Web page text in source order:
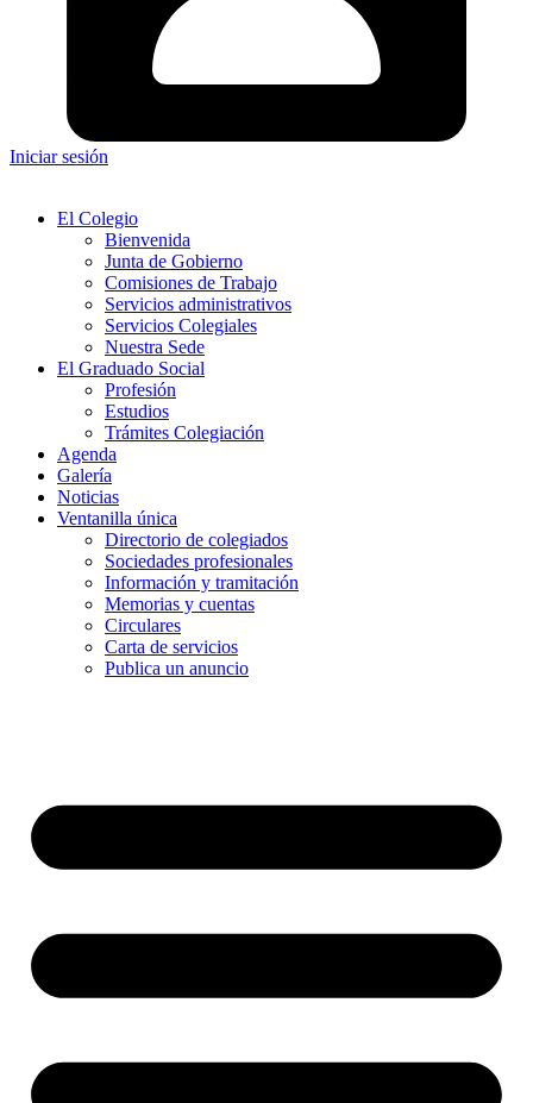
Iniciar sesión
El Colegio
Bienvenida
Junta de Gobierno
Comisiones de Trabajo
Servicios administrativos
Servicios Colegiales
Nuestra Sede
El Graduado Social
Profesión
Estudios
Trámites Colegiación
Agenda
Galería
Noticias
Ventanilla única
Directorio de colegiados
Sociedades profesionales
Información y tramitación
Memorias y cuentas
Circulares
Carta de servicios
Publica un anuncio